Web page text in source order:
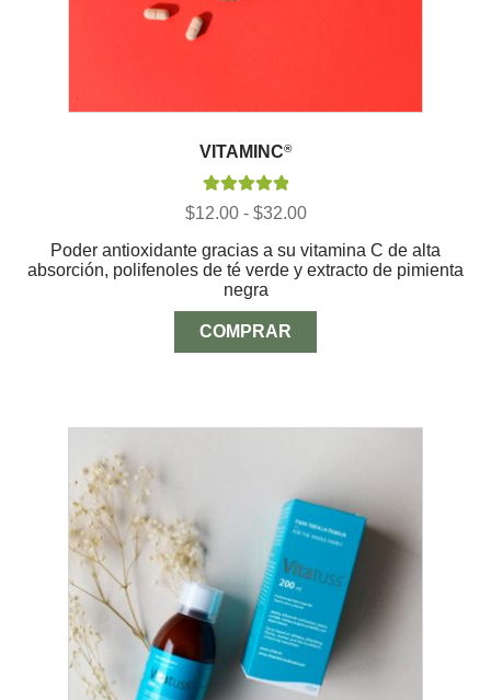
VITAMINC®
Valorado con
$12.00 - $32.00Rango
precios:
desde
hasta
Poder antioxidante gracias a su vitamina C de alta
absorción, polifenoles de té verde y extracto de pimienta
negra
COMPRAR